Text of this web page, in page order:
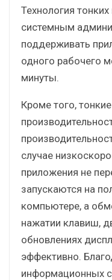
Технология
системным
поддерживать
одного рабочего
минуты.
Кроме того,
случае
приложения не
запускаются на
компьютере, а
нажатии клавиш,
обновлениях
эффективно.
информационных